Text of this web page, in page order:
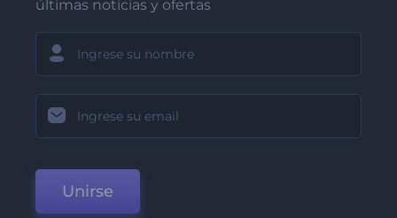
últimas noticias y ofertas
Unirse